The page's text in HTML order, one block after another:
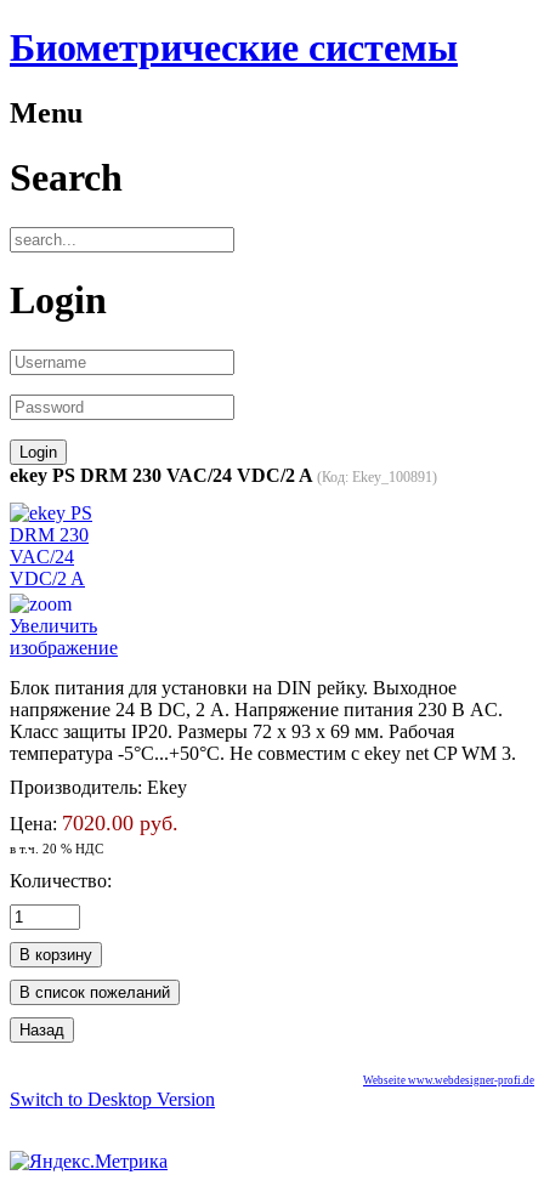
Биометрические системы
Menu
Search
Login
ekey PS DRM 230 VAC/24 VDC/2 A (Код: Ekey_100891)
Увеличить
изображение
Блок питания для установки на DIN рейку. Выходное
напряжение 24 В DC, 2 А. Напряжение питания 230 В AC.
Класс защиты IP20. Размеры 72 х 93 х 69 мм. Рабочая
температура -5°C...+50°C. Не совместим с ekey net CP WM 3.
Производитель: Ekey
Цена: 7020.00 руб.
в т.ч. 20 % НДС
Количество:
Webseite www.webdesigner-profi.de
Switch to Desktop Version